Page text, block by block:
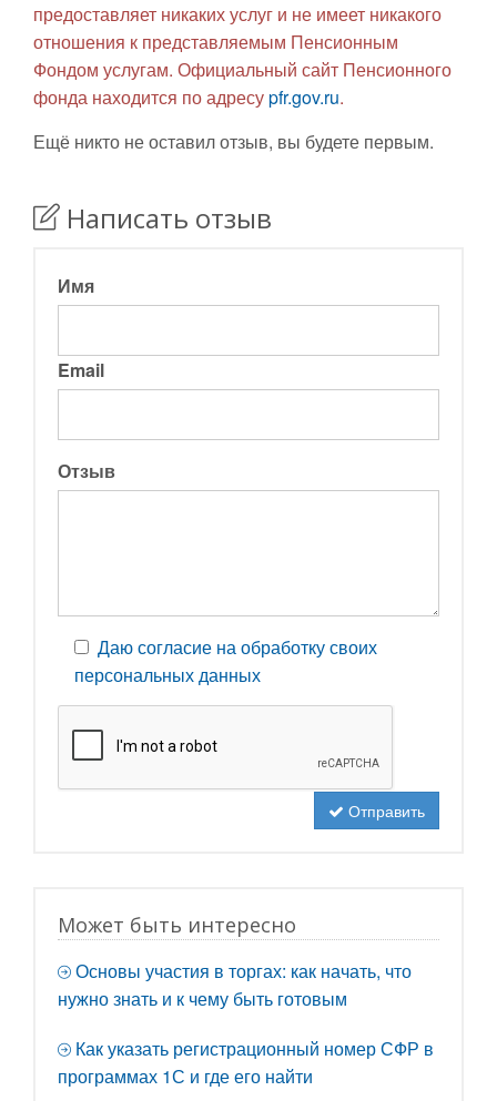
предоставляет никаких услуг и не имеет никакого
отношения к представляемым Пенсионным
Фондом услугам. Официальный сайт Пенсионного
фонда находится по адресуpfr.gov.ru.
Ещё никто не оставил отзыв, вы будете первым.
Написать отзыв
Имя
Email
Отзыв
Даю согласие на обработку своих
персональных данных
Отправить
Может быть интересно
Основы участия в торгах: как начать, что
нужно знать и к чему быть готовым
Как указать регистрационный номер СФР в
программах 1С и где его найти